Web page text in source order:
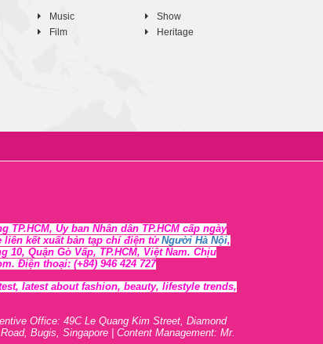
Music
Film
Show
Heritage
TP.HCM, Ủy ban Nhân dân TP.HCM cấp ngày
liên kết xuất bản tạp chí điện tử Người Hà Nội,
Quận Gò Vấp, TP.HCM, Việt Nam. Chịu
Điện thoại: (+84) 946 424 727
latest about fashion, beauty, lifestyle trends,
Office: 49C Le Quang Kim Street, Diamond
Bugis, Singapore | Content Management: Mr.